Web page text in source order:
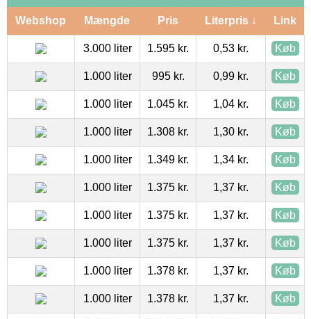
Webshop Mængde Pris Literpris ↓ Link
3.000 liter 1.595 kr. 0,53 kr. Køb
1.000 liter 995 kr. 0,99 kr. Køb
1.000 liter 1.045 kr. 1,04 kr. Køb
1.000 liter 1.308 kr. 1,30 kr. Køb
1.000 liter 1.349 kr. 1,34 kr. Køb
1.000 liter 1.375 kr. 1,37 kr. Køb
1.000 liter 1.375 kr. 1,37 kr. Køb
1.000 liter 1.375 kr. 1,37 kr. Køb
1.000 liter 1.378 kr. 1,37 kr. Køb
1.000 liter 1.378 kr. 1,37 kr. Køb